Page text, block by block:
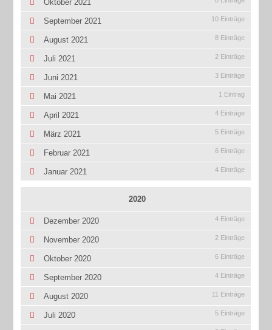
Oktober 2021
September 2021 10 Einträge
August 2021 8 Einträge
Juli 2021 2 Einträge
Juni 2021 3 Einträge
Mai 2021 1 Eintrag
April 2021 4 Einträge
März 2021 5 Einträge
Februar 2021 6 Einträge
Januar 2021 4 Einträge
2020
Dezember 2020 4 Einträge
November 2020 2 Einträge
Oktober 2020 6 Einträge
September 2020 4 Einträge
August 2020 11 Einträge
Juli 2020 5 Einträge